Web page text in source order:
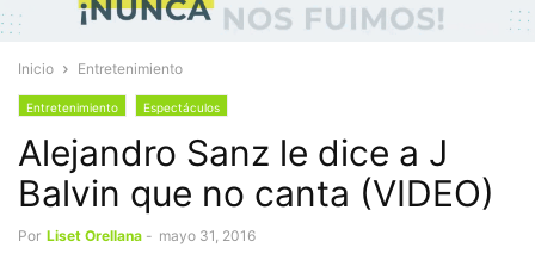
Inicio Entretenimiento
Entretenimiento Espectáculos
Alejandro Sanz le dice a J
Balvin que no canta (VIDEO)
Por Liset Orellana - mayo 31, 2016